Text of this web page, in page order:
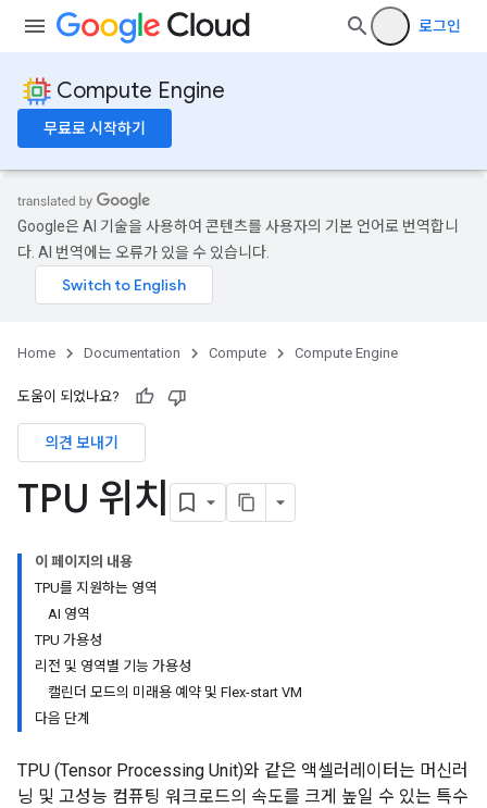
로그인
Compute Engine
무료로 시작하기
Google은 AI 기술을 사용하여 콘텐츠를 사용자의 기본 언어로 번역합니
다. AI 번역에는 오류가 있을 수 있습니다.
Home Documentation Compute Compute Engine
도움이 되었나요?
의견 보내기
TPU 위치
이 페이지의 내용
TPU를 지원하는 영역
AI 영역
TPU 가용성
리전 및 영역별 기능 가용성
캘린더 모드의 미래용 예약 및 Flex-start VM
다음 단계
TPU (Tensor Processing Unit)와 같은 액셀러레이터는 머신러
닝 및 고성능 컴퓨팅 워크로드의 속도를 크게 높일 수 있는 특수